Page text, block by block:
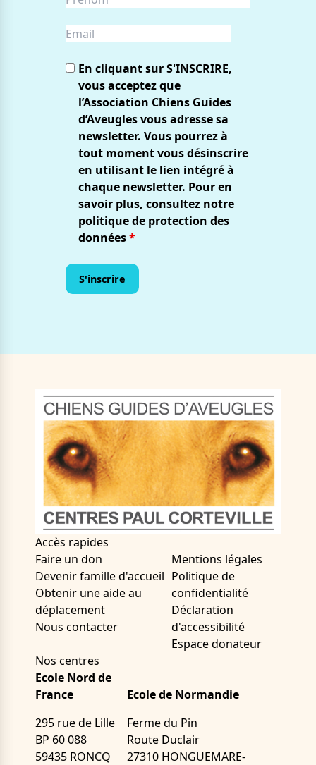
En cliquant sur S'INSCRIRE,
vous acceptez que
l’Association Chiens Guides
d’Aveugles vous adresse sa
newsletter. Vous pourrez à
tout moment vous désinscrire
en utilisant le lien intégré à
chaque newsletter. Pour en
savoir plus, consultez notre
politique de protection des
données*
Accès rapides
Faire un don
Devenir famille d'accueil
Obtenir une aide au
déplacement
Nous contacter
Mentions légales
Politique de
confidentialité
Déclaration
d'accessibilité
Espace donateur
Nos centres
Ecole Nord de
France
295 rue de Lille
BP 60 088
59435 RONCQ
Ecole de Normandie
Ferme du Pin
Route Duclair
27310 HONGUEMARE-